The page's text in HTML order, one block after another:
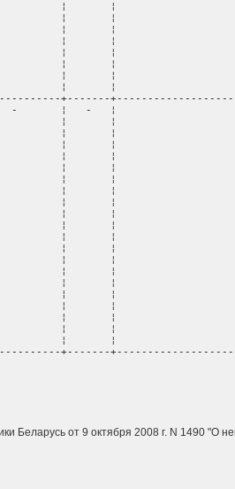
Беларусь от 9 октября 2008 г. N 1490 "О